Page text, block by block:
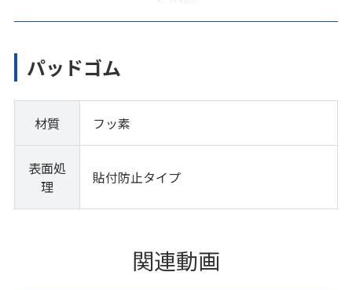
パッドゴム
材質 フッ素
表面処
理
貼付防止タイプ
関連動画